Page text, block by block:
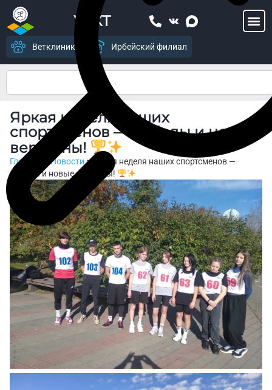
УСХТ
Ветклиника Ирбейский филиал
Яркая неделя наших
спортсменов — победы и новые
вершины!
Главная Новости>
Яркая неделя наших спортсменов —
победы и новые вершины!